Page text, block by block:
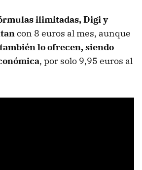
ilimitadas, Digi y
con 8 euros al mes, aunque
lo ofrecen, siendo
, por solo 9,95 euros al